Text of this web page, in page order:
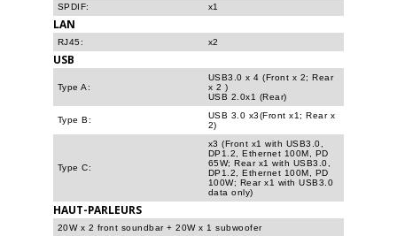
SPDIF:
x1
LAN
RJ45: x2
USB
Type A:
USB3.0 x 4 (Front x 2; Rear
x 2 )
USB 2.0x1 (Rear)
Type B:
USB 3.0 x3(Front x1; Rear x
2)
Type C:
x3 (Front x1 with USB3.0,
DP1.2, Ethernet 100M, PD
65W; Rear x1 with USB3.0,
DP1.2, Ethernet 100M, PD
100W; Rear x1 with USB3.0
data only)
HAUT-PARLEURS
20W x 2 front soundbar + 20W x 1 subwoofer